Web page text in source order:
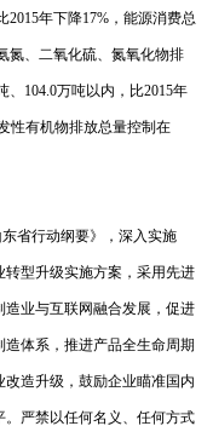
年下降17%，能源消费总
氮、二氧化硫、氮氧化物排
、104.0万吨以内，比2015年
性有机物排放总量控制在
省行动纲要》，深入实施
转型升级实施方案，采用先进
业与互联网融合发展，促进
体系，推进产品全生命周期
造升级，鼓励企业瞄准国内
。严禁以任何名义、任何方式